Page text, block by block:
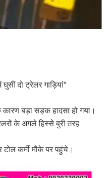
दो ट्रेलर गाड़ियां*
बड़ा सड़क हादसा हो गया।
के अगले हिस्से बुरी तरह
कर्मी मौके पर पहुंचे।